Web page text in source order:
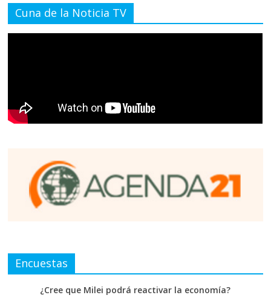
Cuna de la Noticia TV
Encuestas
¿Cree que Milei podrá reactivar la economía?